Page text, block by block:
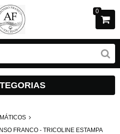
0
FRANCO - TRICOLINE ESTAMPA